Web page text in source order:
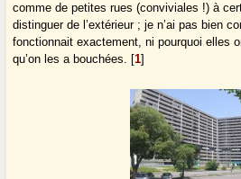
comme de petites rues (conviviales !) à
distinguer de l’extérieur ; je n’ai pas bien
fonctionnait exactement, ni pourquoi elles
qu’on les a bouchées. [1]